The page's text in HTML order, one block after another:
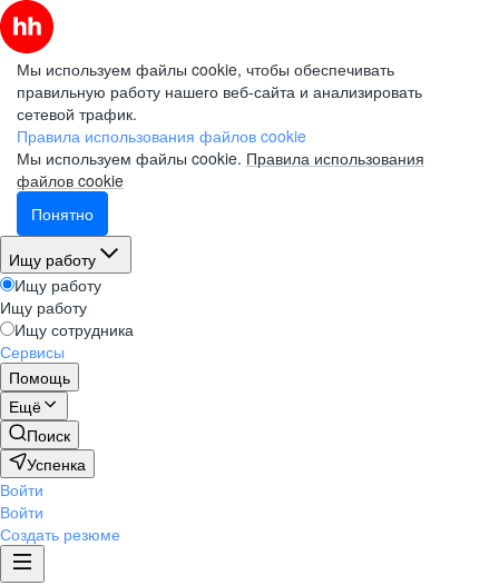
Мы используем файлы cookie, чтобы обеспечивать
правильную работу нашего веб-сайта и анализировать
сетевой трафик.
Правила использования файлов cookie
Мы используем файлы cookie. Правила использования
файлов cookie
Понятно
Ищу работу
Ищу работу
Ищу работу
Ищу сотрудника
Сервисы
Помощь
Ещё
Поиск
Успенка
Войти
Войти
Создать резюме